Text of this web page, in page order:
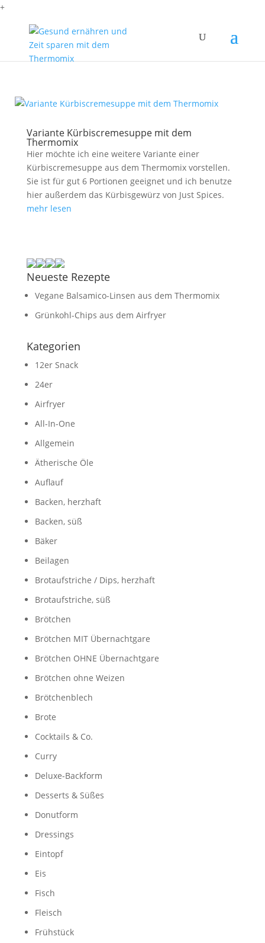
+
Variante Kürbiscremesuppe mit dem
Thermomix
Hier möchte ich eine weitere Variante einer
Kürbiscremesuppe aus dem Thermomix vorstellen.
Sie ist für gut 6 Portionen geeignet und ich benutze
hier außerdem das Kürbisgewürz von Just Spices.
mehr lesen
Neueste Rezepte
Vegane Balsamico-Linsen aus dem Thermomix
Grünkohl-Chips aus dem Airfryer
Kategorien
12er Snack
24er
Airfryer
All-In-One
Allgemein
Ätherische Öle
Auflauf
Backen, herzhaft
Backen, süß
Bäker
Beilagen
Brotaufstriche / Dips, herzhaft
Brotaufstriche, süß
Brötchen
Brötchen MIT Übernachtgare
Brötchen OHNE Übernachtgare
Brötchen ohne Weizen
Brötchenblech
Brote
Cocktails & Co.
Curry
Deluxe-Backform
Desserts & Süßes
Donutform
Dressings
Eintopf
Eis
Fisch
Fleisch
Frühstück